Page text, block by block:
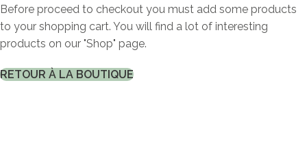
Before proceed to checkout you must add some products
to your shopping cart. You will find a lot of interesting
products on our "Shop" page.
RETOUR À LA BOUTIQUE